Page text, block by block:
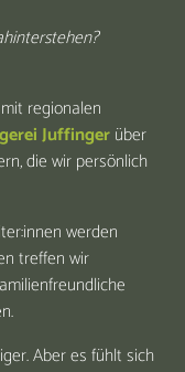
regionalen
Juffingerüber
die wir persönlich
werden
treffen wir
Aber es fühlt sich